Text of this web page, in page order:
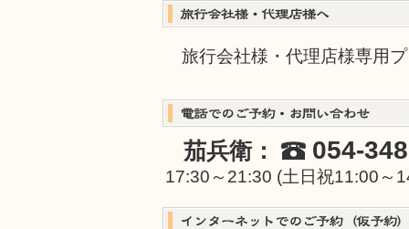
旅行会社様・代理店様専用
茄兵衛： 054-
17:30～21:30 (土日祝11:00～